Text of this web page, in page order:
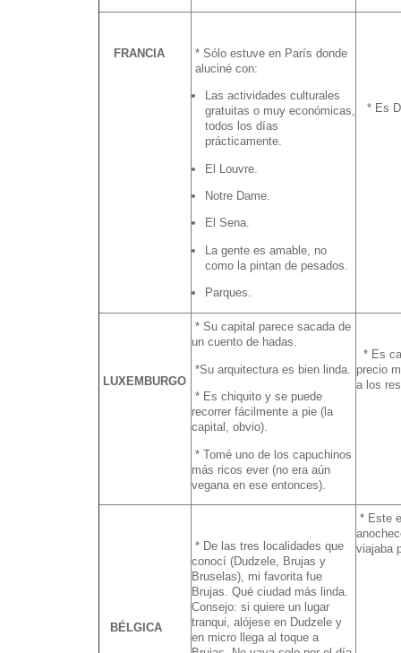
FRANCIA
* Sólo estuve en París donde
aluciné con:
Las actividades culturales
gratuitas o muy económicas,
todos los días
prácticamente.
El Louvre.
Notre Dame.
El Sena.
La gente es amable, no
como la pintan de pesados.
Parques.
* Es
LUXEMBURGO
* Su capital parece sacada de
un cuento de hadas.
*Su arquitectura es bien linda.
* Es chiquito y se puede
recorrer fácilmente a pie (la
capital, obvio).
* Tomé uno de los capuchinos
más ricos ever (no era aún
vegana en ese entonces).
* Es
precio
a los
BÉLGICA
* De las tres localidades que
conocí (Dudzele, Brujas y
Bruselas), mi favorita fue
Brujas. Qué ciudad más linda.
Consejo: si quiere un lugar
tranqui, alójese en Dudzele y
en micro llega al toque a
* Este
viajaba